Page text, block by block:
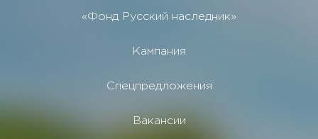
«Фонд Русский наследник»
Кампания
Спецпредложения
Вакансии